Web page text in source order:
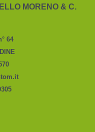
MORENO & C.
64